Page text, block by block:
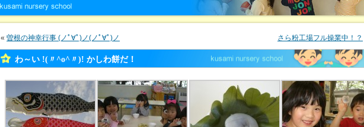
« 曽根の神幸行事 (ノﾟ∀ﾟ)ノ(ノﾟ∀ﾟ)ノ さら粉工場フル操業中！？
わ～い !(〃^o^〃)! かしわ餅だ！